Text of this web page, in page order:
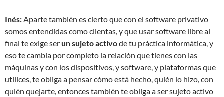
Inés:Aparte también es cierto que con el software privativo
somos entendidas como clientas, y que usar software libre al
final te exige serun sujeto activode tu práctica informática, y
eso te cambia por completo la relación que tienes con las
máquinas y con los dispositivos, y software, y plataformas que
utilices, te obliga a pensar cómo está hecho, quién lo hizo, con
quién quejarte, entonces también te obliga a ser sujeto activo